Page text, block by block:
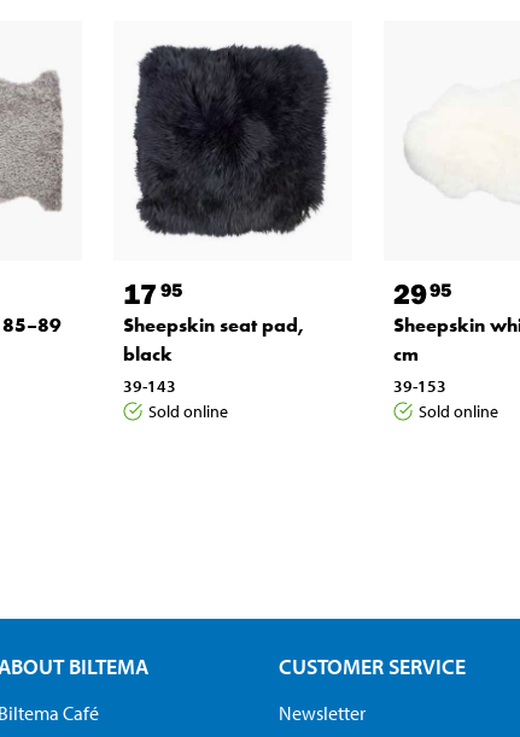
17 95
Sheepskin seat pad,
black
39-143
Sold online
2995
Sheepskin
cm
39-153
Sold online
BILTEMA
Biltema Café
CUSTOMER SERVICE
Newsletter